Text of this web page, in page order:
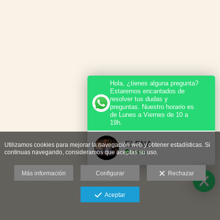
Utilizamos cookies para mejorar la navegación web y obtener estadísticas. Si
continuas navegando, consideramos que aceptas su uso.
Más información Configurar Rechazar
Aceptar
Hola, ¿tienes alguna pregunta?
Estaremos encantados de
resolver tus dudas y
preguntas. Nuestro horario es
de Lunes a Viernes de 10 a
19h.
ELENA
Online